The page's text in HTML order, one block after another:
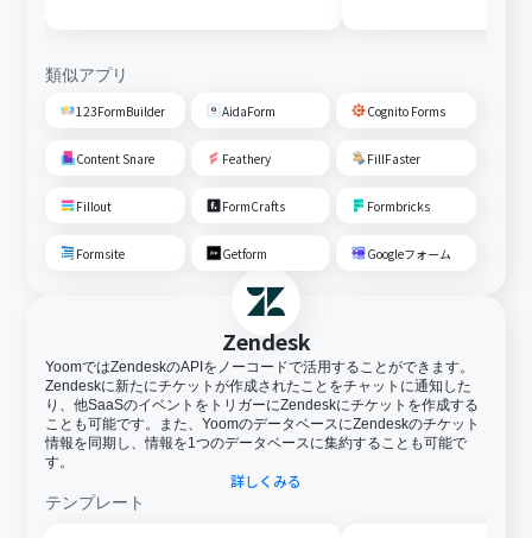
類似アプリ
123FormBuilder AidaForm Cognito Forms
Content Snare Feathery FillFaster
Fillout FormCrafts Formbricks
Formsite Getform Googleフォーム
Zendesk
YoomではZendeskのAPIをノーコードで活用することができます。
Zendeskに新たにチケットが作成されたことをチャットに通知した
り、他SaaSのイベントをトリガーにZendeskにチケットを作成する
ことも可能です。また、YoomのデータベースにZendeskのチケット
情報を同期し、情報を1つのデータベースに集約することも可能で
す。
詳しくみる
テンプレート